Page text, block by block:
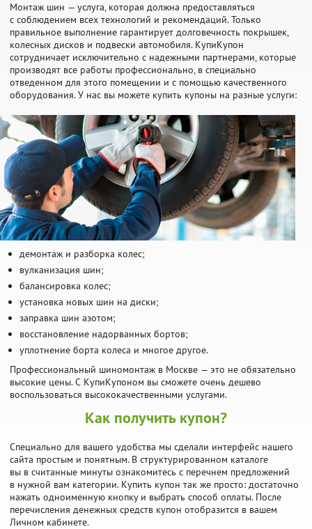
Монтаж шин — услуга, которая должна предоставляться
с соблюдением всех технологий и рекомендаций. Только
правильное выполнение гарантирует долговечность покрышек,
колесных дисков и подвески автомобиля. КупиКупон
сотрудничает исключительно с надежными партнерами, которые
производят все работы профессионально, в специально
отведенном для этого помещении и с помощью качественного
оборудования. У нас вы можете купить купоны на разные услуги:
демонтаж и разборка колес;
вулканизация шин;
балансировка колес;
установка новых шин на диски;
заправка шин азотом;
восстановление надорванных бортов;
уплотнение борта колеса и многое другое.
Профессиональный шиномонтаж в Москве — это не обязательно
высокие цены. С КупиКупоном вы сможете очень дешево
воспользоваться высококачественными услугами.
Как получить купон?
Специально для вашего удобства мы сделали интерфейс нашего
сайта простым и понятным. В структурированном каталоге
вы в считанные минуты ознакомитесь с перечнем предложений
в нужной вам категории. Купить купон так же просто: достаточно
нажать одноименную кнопку и выбрать способ оплаты. После
перечисления денежных средств купон отобразится в вашем
Личном кабинете.